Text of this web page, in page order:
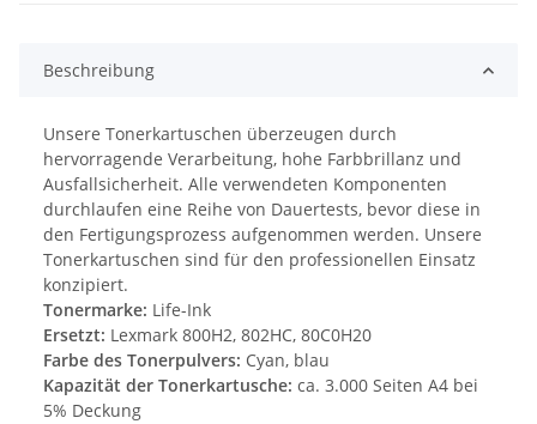
Beschreibung
Unsere Tonerkartuschen überzeugen durch
hervorragende Verarbeitung, hohe Farbbrillanz und
Ausfallsicherheit. Alle verwendeten Komponenten
durchlaufen eine Reihe von Dauertests, bevor diese in
den Fertigungsprozess aufgenommen werden. Unsere
Tonerkartuschen sind für den professionellen Einsatz
konzipiert.
Tonermarke: Life-Ink
Ersetzt: Lexmark 800H2, 802HC, 80C0H20
Farbe des Tonerpulvers: Cyan, blau
Kapazität der Tonerkartusche: ca. 3.000 Seiten A4 bei
5% Deckung